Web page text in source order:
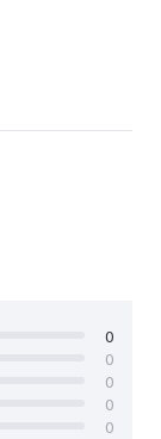
0
0
0
0
0